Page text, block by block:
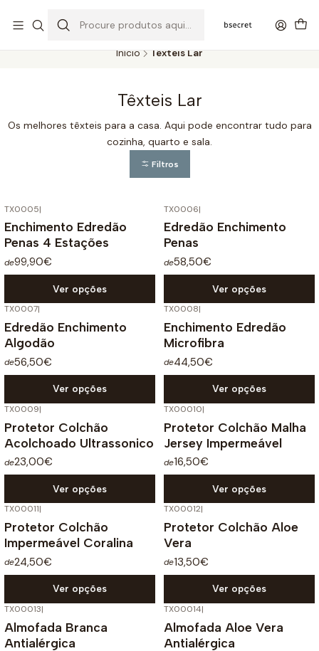
A 5 DIAS
Início Têxteis Lar
Têxteis Lar
Os melhores têxteis para a casa. Aqui pode encontrar tudo para
cozinha, quarto e sala.
Filtros
TX0005|
Enchimento Edredão
Penas 4 Estações
de99,90€
Ver opções
TX0006|
Edredão Enchimento
Penas
de58,50€
Ver opções
TX0007|
Edredão Enchimento
Algodão
de56,50€
Ver opções
TX0008|
Enchimento Edredão
Microfibra
de44,50€
Ver opções
TX0009|
Protetor Colchão
Acolchoado Ultrassonico
de23,00€
Ver opções
TX00010|
Protetor Colchão Malha
Jersey Impermeável
de16,50€
Ver opções
TX00011|
Protetor Colchão
Impermeável Coralina
de24,50€
Ver opções
TX00012|
Protetor Colchão Aloe
Vera
de13,50€
Ver opções
TX00013|
Almofada Branca
Antialérgica
TX00014|
Almofada Aloe Vera
Antialérgica